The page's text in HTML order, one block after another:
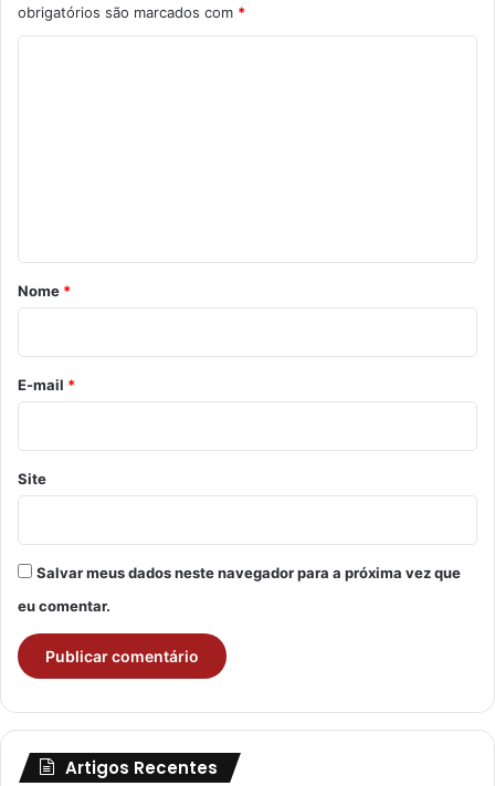
obrigatórios são marcados com *
r
o
*
Nome *
E-mail *
Site
Salvar meus dados neste navegador para a próxima vez que
eu comentar.
Artigos Recentes